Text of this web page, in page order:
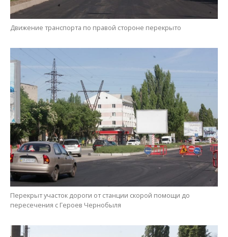
Перекрыт участок дороги от станции скорой помощи до
пересечения с Героев Чернобыля
Дорогу выравнивают